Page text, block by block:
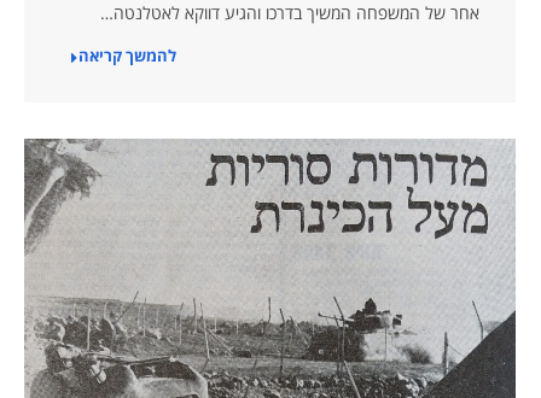
אחר של המשפחה המשיך בדרכו והגיע דווקא לאטלנטה…
להמשך קריאה